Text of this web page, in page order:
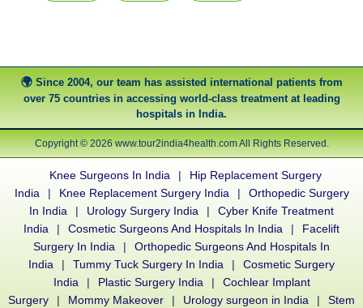
Since 2004, our team has assisted international patients from
over 75 countries in accessing world-class treatment at leading
hospitals in India.
Copyright © 2026 www.tour2india4health.com All Rights Reserved.
Knee Surgeons In India |
Hip Replacement Surgery
India
| Knee Replacement Surgery India |
Orthopedic Surgery
In India
| Urology Surgery India |
Cyber Knife Treatment
India
| Cosmetic Surgeons And Hospitals In India |
Facelift
Surgery In India
|
Orthopedic Surgeons And Hospitals In
India
| Tummy Tuck Surgery In India |
Cosmetic Surgery
India
| Plastic Surgery India |
Cochlear Implant
Surgery
| Mommy Makeover | Urology surgeon in India | Stem